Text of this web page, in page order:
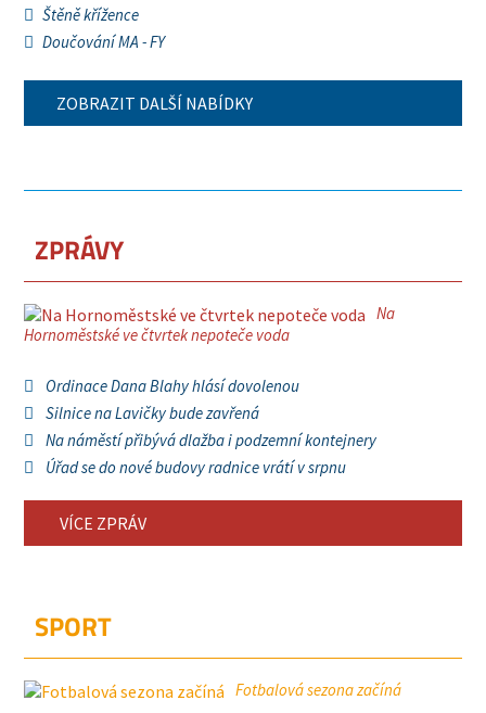
Štěně křížence
Doučování MA - FY
ZOBRAZIT DALŠÍ NABÍDKY
ZPRÁVY
Na
Hornoměstské ve čtvrtek nepoteče voda
Ordinace Dana Blahy hlásí dovolenou
Silnice na Lavičky bude zavřená
Na náměstí přibývá dlažba i podzemní kontejnery
Úřad se do nové budovy radnice vrátí v srpnu
VÍCE ZPRÁV
SPORT
Fotbalová sezona začíná